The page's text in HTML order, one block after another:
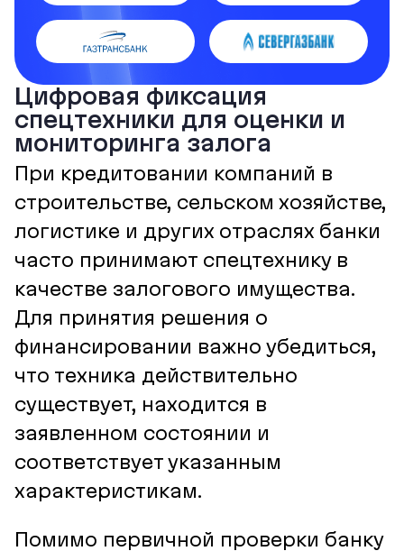
Цифровая фиксация
спецтехники для оценки и
мониторинга залога
При кредитовании компаний в
строительстве, сельском хозяйстве,
логистике и других отраслях банки
часто принимают спецтехнику в
качестве залогового имущества.
Для принятия решения о
финансировании важно убедиться,
что техника действительно
существует, находится в
заявленном состоянии и
соответствует указанным
характеристикам.
Помимо первичной проверки банку